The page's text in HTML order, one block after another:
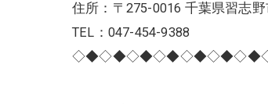
住所：〒275-0016 千葉県習志
TEL：047-454-9388